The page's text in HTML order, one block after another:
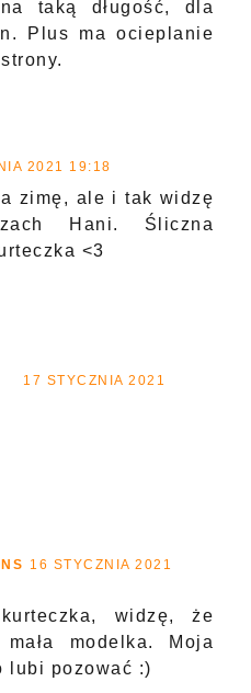
na taką długość, dla
Plus ma ocieplanie
2021 19:18
zimę, ale i tak widzę
Hani. Śliczna
<3
17 STYCZNIA 2021
16 STYCZNIA 2021
widzę, że
modelka. Moja
lubi pozować :)